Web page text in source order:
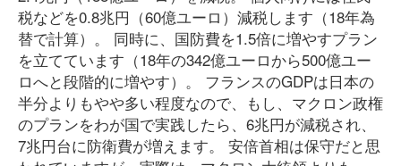
税などを0.8兆円（60億ユーロ）減税します（18年為
替で計算）。 同時に、国防費を1.5倍に増やすプラン
を立てています（18年の342億ユーロから500億ユー
ロへと段階的に増やす）。 フランスのGDPは日本の
半分よりもやや多い程度なので、もし、マクロン政権
のプランをわが国で実践したら、6兆円が減税され、
7兆円台に防衛費が増えます。 安倍首相は保守だと思